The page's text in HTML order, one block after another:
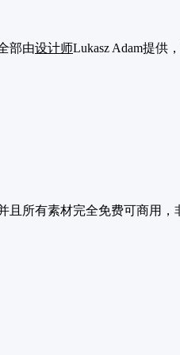
部由设计师Lukasz Adam提供
且所有素材完全免费可商用